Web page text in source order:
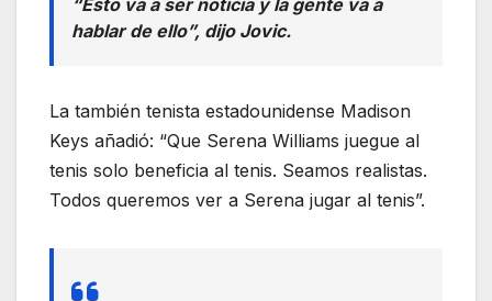
“Esto va a ser noticia y la gente va a
hablar de ello”, dijo Jovic.
La también tenista estadounidense Madison
Keys añadió: “Que Serena Williams juegue al
tenis solo beneficia al tenis. Seamos realistas.
Todos queremos ver a Serena jugar al tenis”.